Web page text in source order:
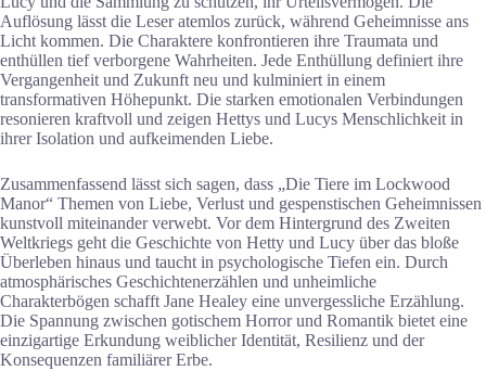
Auflösung lässt die Leser atemlos zurück, während Geheimnisse ans
Licht kommen. Die Charaktere konfrontieren ihre Traumata und
enthüllen tief verborgene Wahrheiten. Jede Enthüllung definiert ihre
Vergangenheit und Zukunft neu und kulminiert in einem
transformativen Höhepunkt. Die starken emotionalen Verbindungen
resonieren kraftvoll und zeigen Hettys und Lucys Menschlichkeit in
ihrer Isolation und aufkeimenden Liebe.
Zusammenfassend lässt sich sagen, dass „Die Tiere im Lockwood
Manor“ Themen von Liebe, Verlust und gespenstischen Geheimnissen
kunstvoll miteinander verwebt. Vor dem Hintergrund des Zweiten
Weltkriegs geht die Geschichte von Hetty und Lucy über das bloße
Überleben hinaus und taucht in psychologische Tiefen ein. Durch
atmosphärisches Geschichtenerzählen und unheimliche
Charakterbögen schafft Jane Healey eine unvergessliche Erzählung.
Die Spannung zwischen gotischem Horror und Romantik bietet eine
einzigartige Erkundung weiblicher Identität, Resilienz und der
Konsequenzen familiärer Erbe.